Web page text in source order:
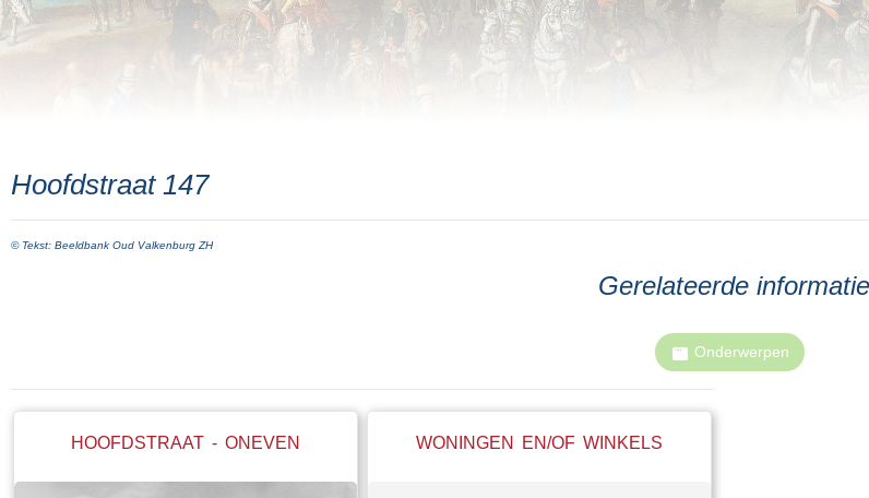
Hoofdstraat 147
© Tekst: Beeldbank Oud Valkenburg ZH
Gerelateerde informatie
Onderwerpen
HOOFDSTRAAT - ONEVEN WONINGEN EN/OF WINKELS